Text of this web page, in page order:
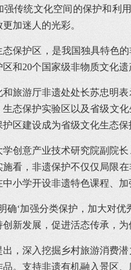
强传统文化空间的保护和利
加迷人的光彩。
态保护区，是我国独具特色
和20个国家级非物质文化遗
和旅游厅非遗处处长苏忠明
生态保护实验区以及省级文
区建设成为省级文化生态
学创意产业技术研究院副院
看，非遗保护不仅仅局限
小学开设非遗特色课程、
确‘加强分类保护，加大对
新发展，促进活态传承，
出，深入挖掘乡村旅游消费
。支持非遗有机融入景区